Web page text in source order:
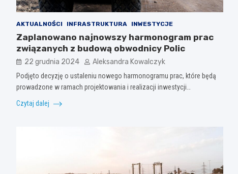
AKTUALNOŚCI INFRASTRUKTURA INWESTYCJE
Zaplanowano najnowszy harmonogram prac
związanych z budową obwodnicy Polic
22 grudnia 2024 Aleksandra Kowalczyk
Podjęto decyzję o ustaleniu nowego harmonogramu prac, które będą
prowadzone w ramach projektowania i realizacji inwestycji…
Czytaj dalej